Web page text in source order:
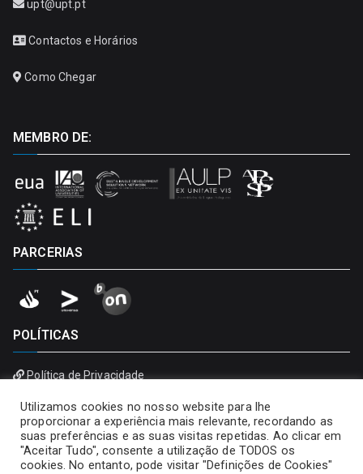
upt@upt.pt
Contactos e Horários
Como Chegar
MEMBRO DE:
PARCERIAS
POLÍTICAS
Política de Privacidade
Utilizamos cookies no nosso website para lhe
proporcionar a experiência mais relevante, recordando as
suas preferências e as suas visitas repetidas. Ao clicar em
"Aceitar Tudo", consente a utilização de TODOS os
cookies. No entanto, pode visitar "Definições de Cookies"